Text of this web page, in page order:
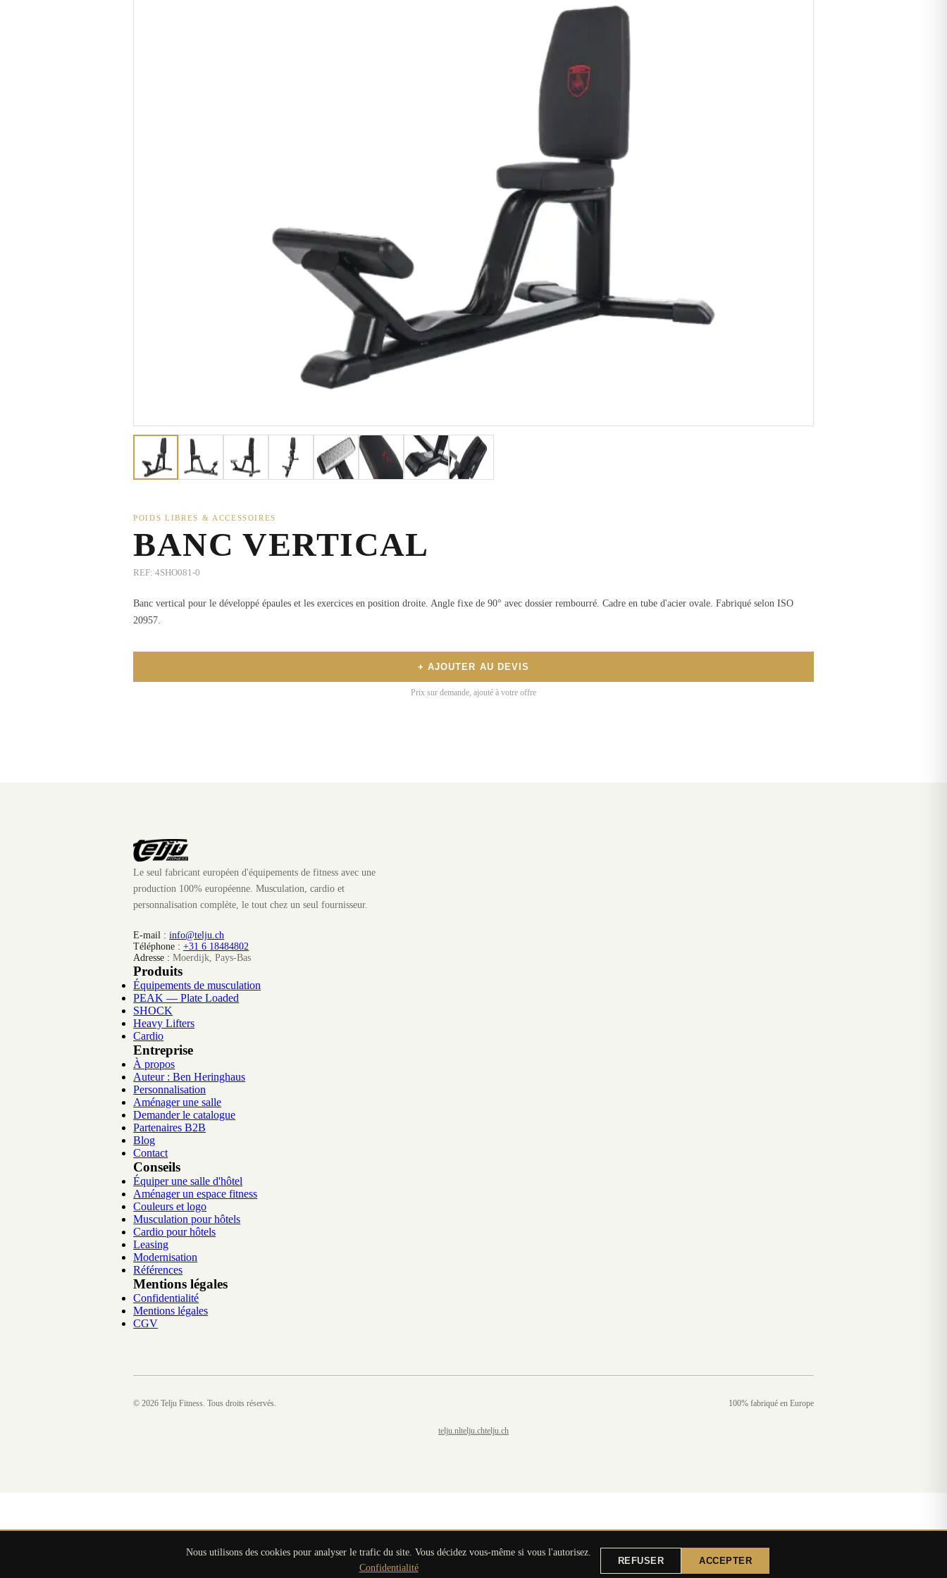
POIDS LIBRES & ACCESSOIRES
BANC VERTICAL
REF:4SHO081-0
Banc vertical pour le développé épaules et les exercices en position droite. Angle fixe de 90° avec dossier rembourré. Cadre en tube d'acier ovale. Fabriqué selon ISO
20957.
+ AJOUTER AU DEVIS
Prix sur demande, ajouté à votre offre
Le seul fabricant européen d'équipements de fitness avec une
production 100% européenne. Musculation, cardio et
personnalisation complète, le tout chez un seul fournisseur.
E-mail : info@telju.ch
Téléphone : +31 6 18484802
Adresse : Moerdijk, Pays-Bas
Produits
Équipements de musculation
PEAK — Plate Loaded
SHOCK
Heavy Lifters
Cardio
Entreprise
À propos
Auteur : Ben Heringhaus
Personnalisation
Aménager une salle
Demander le catalogue
Partenaires B2B
Blog
Contact
Conseils
Équiper une salle d'hôtel
Aménager un espace fitness
Couleurs et logo
Musculation pour hôtels
Cardio pour hôtels
Leasing
Modernisation
Références
Mentions légales
Confidentialité
Mentions légales
CGV
©2026 Telju Fitness. Tous droits réservés. 100% fabriqué en Europe
telju.nltelju.chtelju.ch
DEMANDER UNE OFFRE
Nous utilisons des cookies pour analyser le trafic du site. Vous décidez vous-même si vous l'autorisez.
Confidentialité
REFUSER ACCEPTER